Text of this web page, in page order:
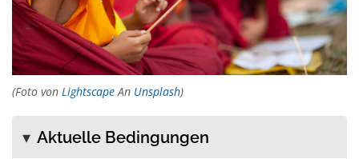
(Foto von Lightscape An Unsplash)
Aktuelle Bedingungen